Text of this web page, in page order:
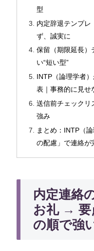
型
内定辞退テンプレ
ず、誠実に
保留（期限延長）
い“短い型”
INTP（論理学者
表｜事務的に見せ
送信前チェックリ
強み
まとめ：INTP（
の配慮」で連絡が
内定連絡
お礼 → 要
の順で強